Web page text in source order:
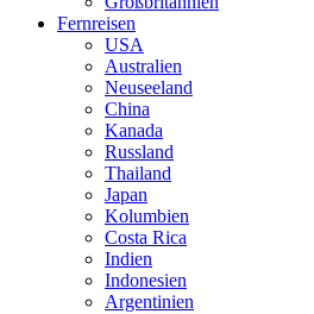
Fernreisen
USA
Australien
Neuseeland
China
Kanada
Russland
Thailand
Japan
Kolumbien
Costa Rica
Indien
Indonesien
Argentinien